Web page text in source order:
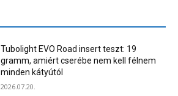
Tubolight EVO Road insert teszt: 19
gramm, amiért cserébe nem kell félnem
minden kátyútól
2026.07.20.